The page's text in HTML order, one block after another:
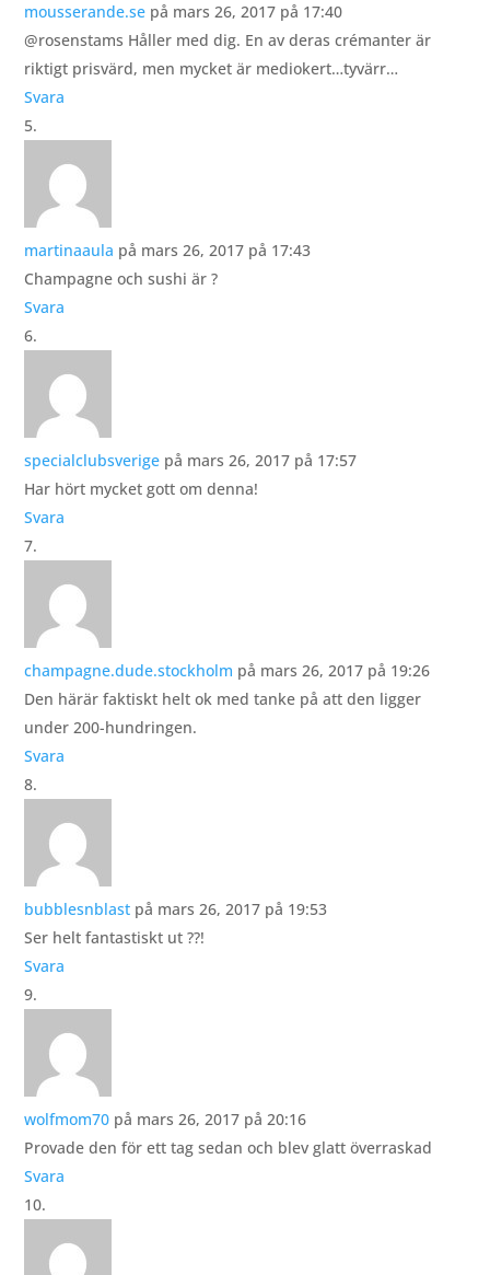
mousserande.se på mars 26, 2017 på 17:40
@rosenstams Håller med dig. En av deras crémanter är
riktigt prisvärd, men mycket är mediokert…tyvärr…
Svara
martinaaula på mars 26, 2017 på 17:43
Champagne och sushi är ?
Svara
specialclubsverige på mars 26, 2017 på 17:57
Har hört mycket gott om denna!
Svara
champagne.dude.stockholm på mars 26, 2017 på 19:26
Den härär faktiskt helt ok med tanke på att den ligger
under 200-hundringen.
Svara
bubblesnblast på mars 26, 2017 på 19:53
Ser helt fantastiskt ut ??!
Svara
wolfmom70 på mars 26, 2017 på 20:16
Provade den för ett tag sedan och blev glatt överraskad
Svara